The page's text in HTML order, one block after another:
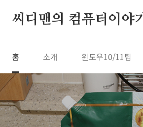
씨디맨의 컴퓨터이야기
홈 소개 윈도우10/11팁